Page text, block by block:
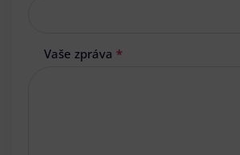
Vaše zpráva *